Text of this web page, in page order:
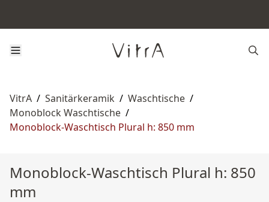
VitrA / Sanitärkeramik / Waschtische /
Monoblock Waschtische /
Monoblock-Waschtisch Plural h: 850 mm
Monoblock-Waschtisch Plural h: 850
mm